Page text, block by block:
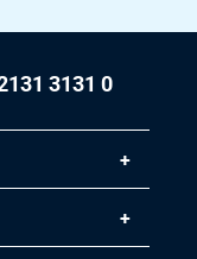
A 1.4307 168,3x3
3131 0